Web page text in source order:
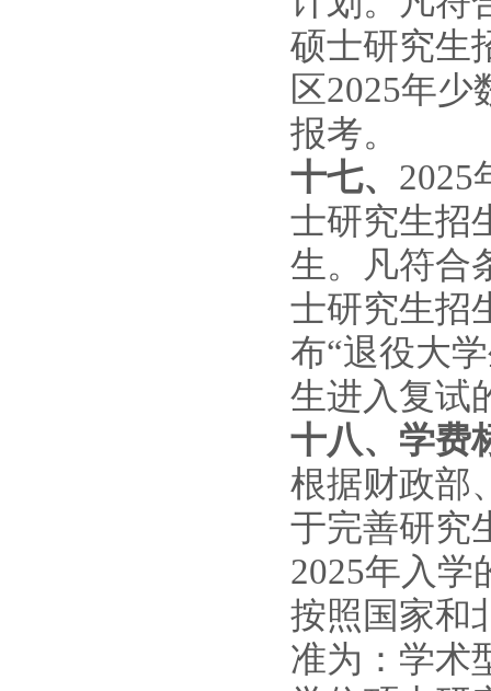
硕士研究生
区2025年少
报考。
十七、 2025
士研究生招
生。凡符合
士研究生招
布“退役大
生进入复试
十八、 学费
根据财政部
于完善研究
2025年入学
按照国家和
准为：学术